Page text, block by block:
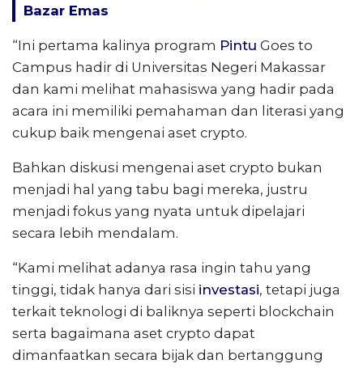
Bazar Emas
“Ini pertama kalinya program Pintu Goes to
Campus hadir di Universitas Negeri Makassar
dan kami melihat mahasiswa yang hadir pada
acara ini memiliki pemahaman dan literasi yang
cukup baik mengenai aset crypto.
Bahkan diskusi mengenai aset crypto bukan
menjadi hal yang tabu bagi mereka, justru
menjadi fokus yang nyata untuk dipelajari
secara lebih mendalam.
“Kami melihat adanya rasa ingin tahu yang
tinggi, tidak hanya dari sisi investasi, tetapi juga
terkait teknologi di baliknya seperti blockchain
serta bagaimana aset crypto dapat
dimanfaatkan secara bijak dan bertanggung